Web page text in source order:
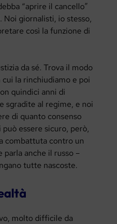
“aprire il cancello”
Noi giornalisti, io stesso,
così la funzione di
da sé. Trova il modo
la rinchiudiamo e poi
quindici anni di
sgradite al regime, e noi
di quanto consenso
essere sicuro, però,
combattuta contro un
parla anche il russo –
tutte nascoste.
molto difficile da